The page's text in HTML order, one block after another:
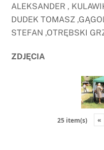
ALEKSANDER ,
DUDEK TOMASZ
STEFAN ,OTRĘBSKI
ZDJĘCIA
25 item(s) «